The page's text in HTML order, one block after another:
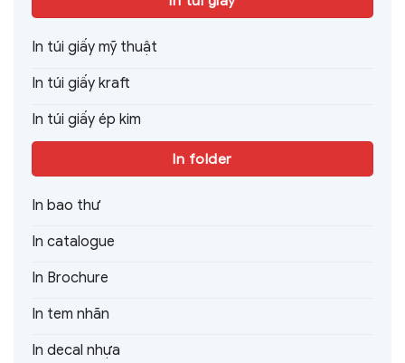
In túi giấy mỹ thuật
In túi giấy kraft
In túi giấy ép kim
In folder
In bao thư
In catalogue
In Brochure
In tem nhãn
In decal nhựa